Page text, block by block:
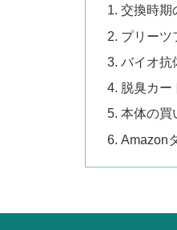
交換時期
プリーツ
バイオ抗
脱臭カー
本体の買
Amazon